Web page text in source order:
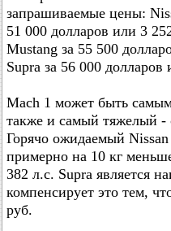
запрашиваемые цены:
51 000 долларов или 3
Mustang за 55 500
Supra за 56 000
Mach 1 может быть
также и самый тяжелый -
Горячо ожидаемый
примерно на 10 кг
382 л.с. Supra является
компенсирует это тем,
руб.